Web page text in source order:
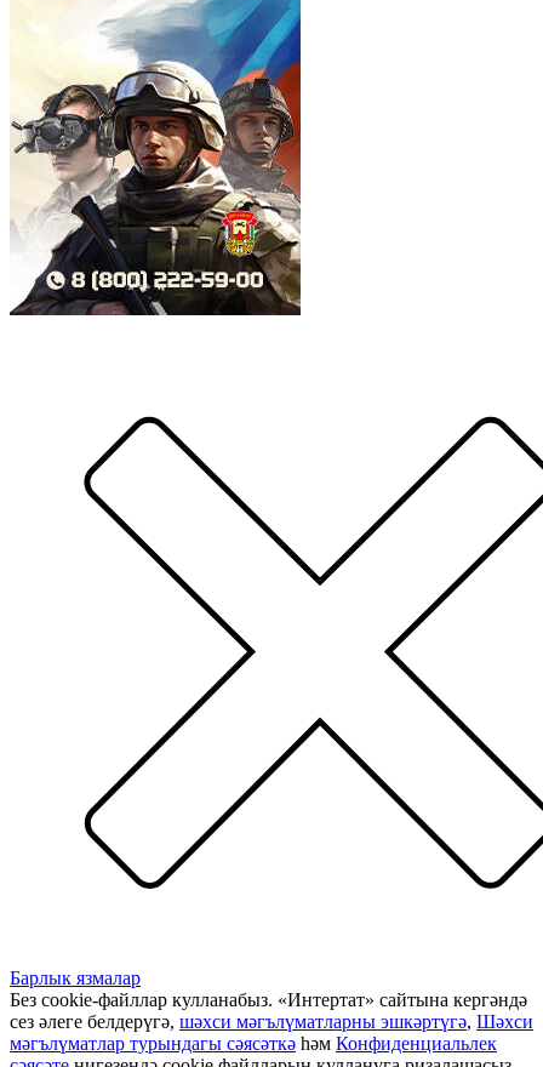
Барлык язмалар
Без cookie-файллар кулланабыз. «Интертат» сайтына кергәндә
сез әлеге белдерүгә, шәхси мәгълүматларны эшкәртүгә, Шәхси
мәгълүматлар турындагы сәясәткә һәм Конфиденциальлек